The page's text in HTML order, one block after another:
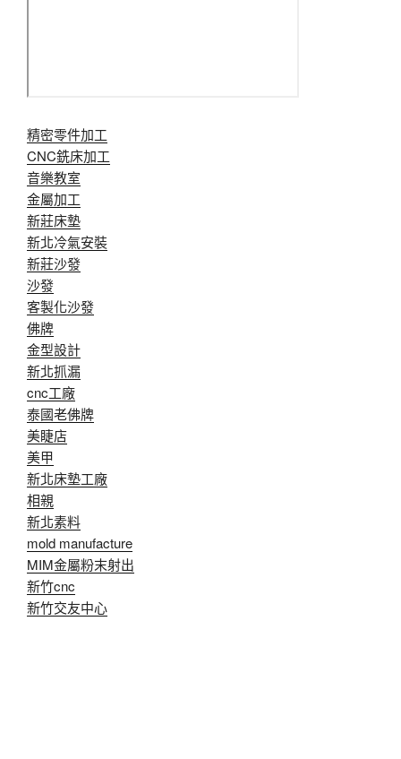
精密零件加工
CNC銑床加工
音樂教室
金屬加工
新莊床墊
新北冷氣安裝
新莊沙發
沙發
客製化沙發
佛牌
金型設計
新北抓漏
cnc工廠
泰國老佛牌
美睫店
美甲
新北床墊工廠
相親
新北素料
mold manufacture
MIM金屬粉末射出
新竹cnc
新竹交友中心